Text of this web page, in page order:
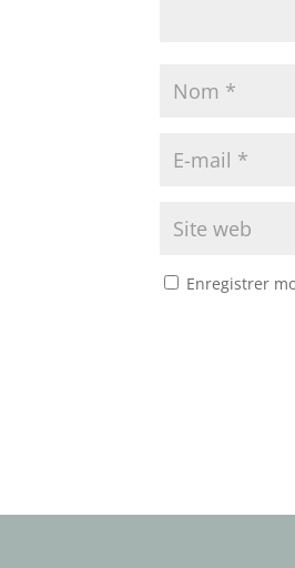
Enregistrer